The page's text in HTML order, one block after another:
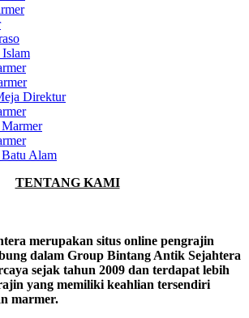
Direktur
Marmer
Alam
TENTANG KAMI
merupakan situs online pengrajin
dalam Group Bintang Antik Sejahtera
sejak tahun 2009 dan terdapat lebih
yang memiliki keahlian tersendiri
marmer.